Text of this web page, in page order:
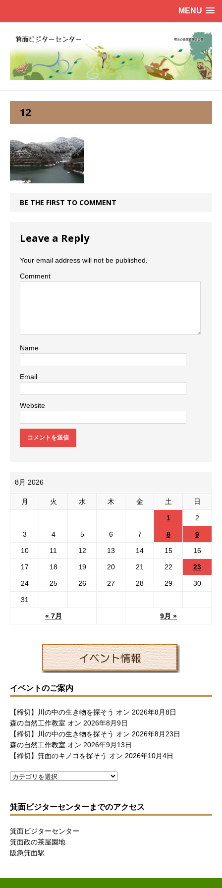
MENU
12
BE THE FIRST TO COMMENT
Leave a Reply
Your email address will not be published.
Comment
Name
Email
Website
8月 2026
月 火 水 木 金 土 日
1 2
3 4 5 6 7 8 9
10 11 12 13 14 15 16
17 18 19 20 21 22 23
24 25 26 27 28 29 30
31
« 7月 9月 »
イベントのご案内
【締切】川の中の生き物を探そう オン 2026年8月8日
森の自然工作教室 オン 2026年8月9日
【締切】川の中の生き物を探そう オン 2026年8月23日
森の自然工作教室 オン 2026年9月13日
【締切】箕面のキノコを探そう オン 2026年10月4日
箕面ビジターセンターまでのアクセス
箕面ビジターセンター
箕面政の茶屋園地
阪急箕面駅